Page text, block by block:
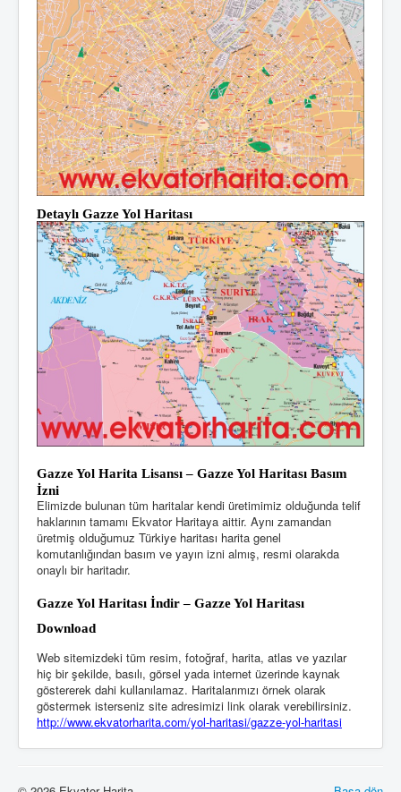
Detaylı Gazze Yol Haritası
Gazze Yol Harita Lisansı – Gazze Yol Haritası Basım
İzni
Elimizde bulunan tüm haritalar kendi üretimimiz olduğunda telif
haklarının tamamı Ekvator Haritaya aittir. Aynı zamandan
üretmiş olduğumuz Türkiye haritası harita genel
komutanlığından basım ve yayın izni almış, resmi olarakda
onaylı bir haritadır.
Gazze Yol Haritası İndir – Gazze Yol Haritası
Download
Web sitemizdeki tüm resim, fotoğraf, harita, atlas ve yazılar
hiç bir şekilde, basılı, görsel yada internet üzerinde kaynak
göstererek dahi kullanılamaz. Haritalarımızı örnek olarak
göstermek isterseniz site adresimizi link olarak verebilirsiniz.
http://www.ekvatorharita.com/yol-haritasi/gazze-yol-haritasi